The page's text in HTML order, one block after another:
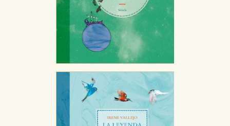
Estas cookies se utilizan para mejorar su experiencia
de navegación y optimizar el funcionamiento de
nuestro sitio web. Almacenan configuraciones de
servicios para que no tenga que reconfigurarlos cada
vez que nos visita. La información es agregada y, por lo
tanto, es anónima.
Cookies de publicidad y redes sociales
publicitarios y se utilizan para mostrar publicidad
relevante para sus intereses en otros sitios. No
almacenan directamente información personal sino
que se basan en la identificación única de su
navegador y dispositivo de internet.